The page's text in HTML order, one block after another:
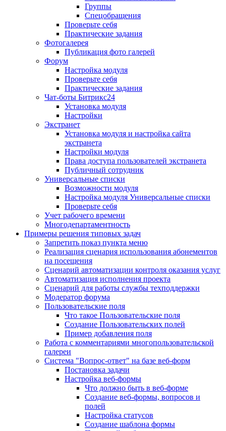
Группы
Спецобращения
Проверьте себя
Практические задания
Фотогалерея
Публикация фото галерей
Форум
Настройка модуля
Проверьте себя
Практические задания
Чат-боты Битрикс24
Установка модуля
Настройки
Экстранет
Установка модуля и настройка сайта
экстранета
Настройки модуля
Права доступа пользователей экстранета
Публичный сотрудник
Универсальные списки
Возможности модуля
Настройка модуля Универсальные списки
Проверьте себя
Учет рабочего времени
Многодепартаментность
Примеры решения типовых задач
Запретить показ пункта меню
Реализация сценария использования абонементов
на посещения
Сценарий автоматизации контроля оказания услуг
Автоматизация исполнения проекта
Сценарий для работы службы техподдержки
Модератор форума
Пользовательские поля
Что такое Пользовательские поля
Создание Пользовательских полей
Пример добавления поля
Работа с комментариями многопользовательской
галереи
Система "Вопрос-ответ" на базе веб-форм
Постановка задачи
Настройка веб-формы
Что должно быть в веб-форме
Создание веб-формы, вопросов и
полей
Настройка статусов
Создание шаблона формы